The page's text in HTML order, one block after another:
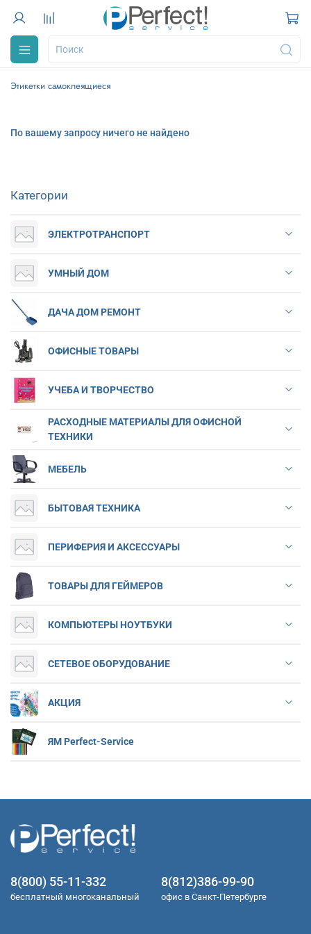
Этикетки самоклеящиеся
По вашему запросу ничего не найдено
Категории
ЭЛЕКТРОТРАНСПОРТ
УМНЫЙ ДОМ
ДАЧА ДОМ РЕМОНТ
ОФИСНЫЕ ТОВАРЫ
УЧЕБА И ТВОРЧЕСТВО
РАСХОДНЫЕ МАТЕРИАЛЫ ДЛЯ ОФИСНОЙ
ТЕХНИКИ
МЕБЕЛЬ
БЫТОВАЯ ТЕХНИКА
ПЕРИФЕРИЯ И АКСЕССУАРЫ
ТОВАРЫ ДЛЯ ГЕЙМЕРОВ
КОМПЬЮТЕРЫ НОУТБУКИ
СЕТЕВОЕ ОБОРУДОВАНИЕ
АКЦИЯ
ЯМ Perfect-Service
8(800) 55-11-332
бесплатный многоканальный
8(812)386-99-90
офис в Санкт-Петербурге